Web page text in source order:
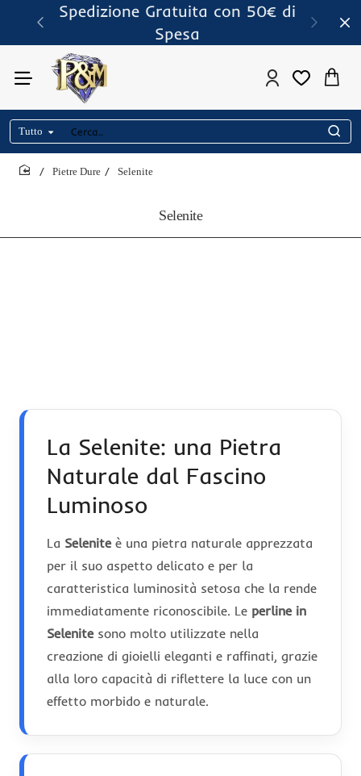
Spedizione Gratuita con 50€ di
Spesa
Tutto
Cerca..
Selenite
Pietre Dure Selenite
La Selenite: una Pietra
Naturale dal Fascino
Luminoso
La Seleniteè una pietra naturale apprezzata
per il suo aspetto delicato e per la
caratteristica luminosità setosa che la rende
immediatamente riconoscibile. Le perline in
Selenitesono molto utilizzate nella
creazione di gioielli eleganti e raffinati, grazie
alla loro capacità di riflettere la luce con un
effetto morbido e naturale.